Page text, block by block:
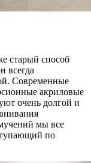
старый способ
всегда
Современные
акриловые
очень долгой и
мы все
по